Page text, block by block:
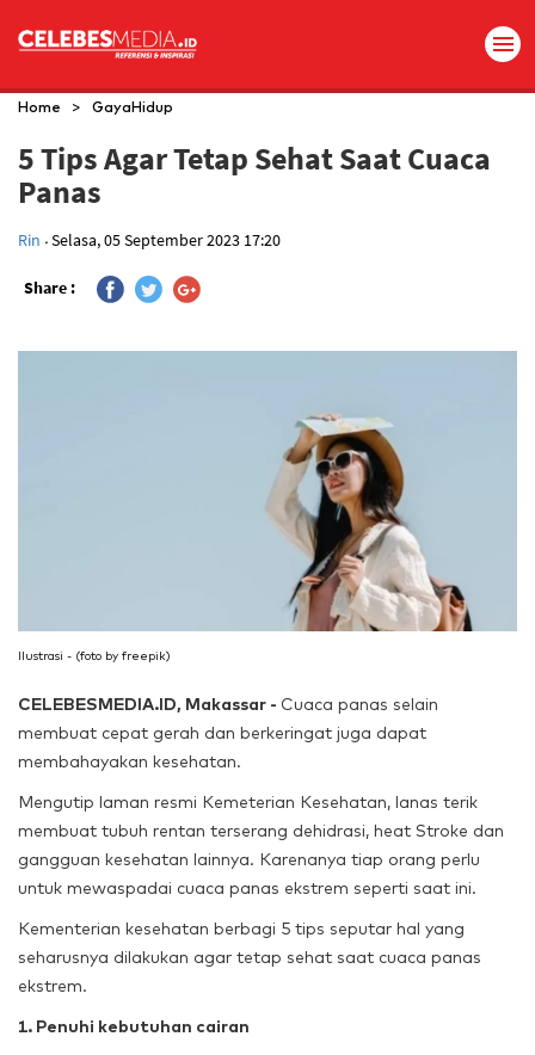
Home > GayaHidup
5 Tips Agar Tetap Sehat Saat Cuaca
Panas
Rin .Selasa, 05 September 2023 17:20
Share :
Ilustrasi - (foto by freepik)
CELEBESMEDIA.ID, Makassar - Cuaca panas selain
membuat cepat gerah dan berkeringat juga dapat
membahayakan kesehatan.
Mengutip laman resmi Kemeterian Kesehatan, lanas terik
membuat tubuh rentan terserang dehidrasi, heat Stroke dan
gangguan kesehatan lainnya. Karenanya tiap orang perlu
untuk mewaspadai cuaca panas ekstrem seperti saat ini.
Kementerian kesehatan berbagi 5 tips seputar hal yang
seharusnya dilakukan agar tetap sehat saat cuaca panas
ekstrem.
1. Penuhi kebutuhan cairan